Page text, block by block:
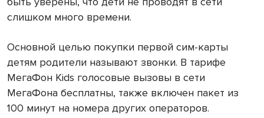
слишком много времени.
Основной целью покупки первой сим-карты
детям родители называют звонки. В тарифе
МегаФон Kids голосовые вызовы в сети
МегаФона бесплатны, также включен пакет из
100 минут на номера других операторов.